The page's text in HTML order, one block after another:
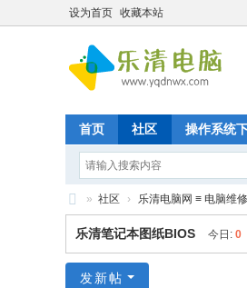
设为首页 收藏本站
首页 社区 操作系统
乐
清
» 社区 › 乐清电脑网 ≡ 电脑维
乐清笔记本图纸BIOS 今日: 0
发新帖